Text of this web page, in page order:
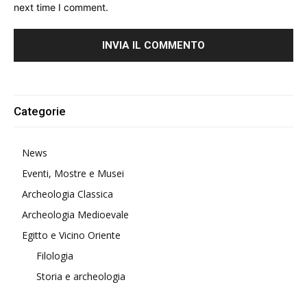
next time I comment.
Categorie
News
Eventi, Mostre e Musei
Archeologia Classica
Archeologia Medioevale
Egitto e Vicino Oriente
Filologia
Storia e archeologia